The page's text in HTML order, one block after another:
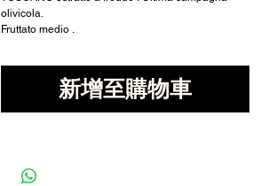
olivicola.
Fruttato medio .
新增至購物車